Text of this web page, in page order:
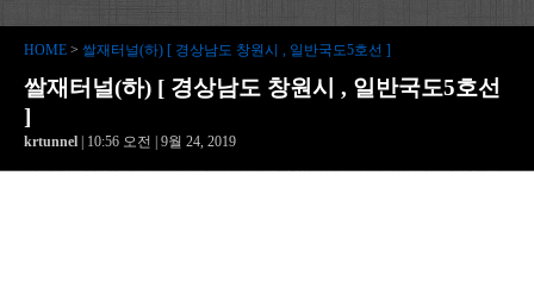
HOME > 쌀재터널(하) [ 경상남도 창원시 , 일반국도5호선 ]
쌀재터널(하) [ 경상남도 창원시 , 일반국도5호선
]
krtunnel | 10:56 오전 | 9월 24, 2019